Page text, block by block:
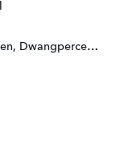
7.3 Negatieve Intenties, Onderhandelingen, Dwangpercepties